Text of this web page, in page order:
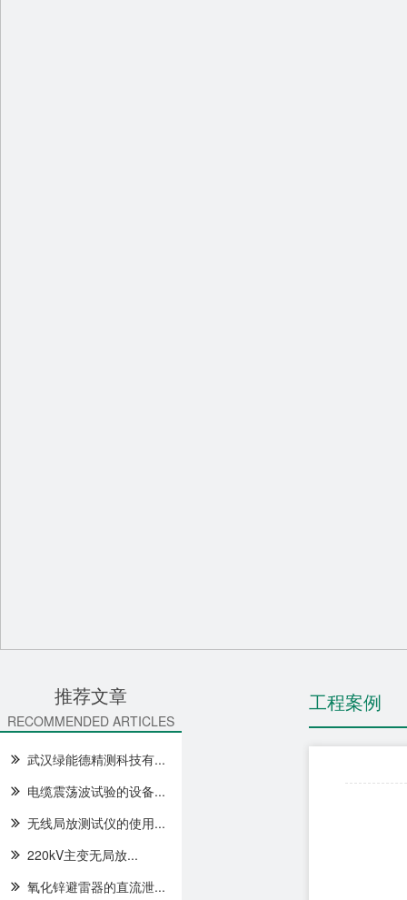
推荐文章
RECOMMENDED ARTICLES
武汉绿能德精测科技有...
电缆震荡波试验的设备...
无线局放测试仪的使用...
220kV主变无局放...
氧化锌避雷器的直流泄...
工程案例